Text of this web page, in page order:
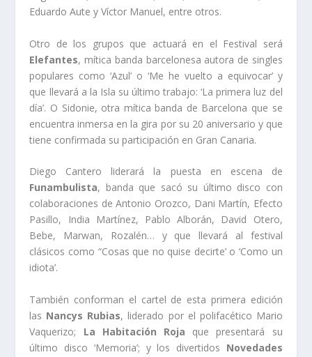
Eduardo Aute y Víctor Manuel, entre otros.
Otro de los grupos que actuará en el Festival será
Elefantes, mítica banda barcelonesa autora de singles
populares como ‘Azul’ o ‘Me he vuelto a equivocar’ y
que llevará a la Isla su último trabajo: ‘La primera luz del
día’. O Sidonie, otra mítica banda de Barcelona que se
encuentra inmersa en la gira por su 20 aniversario y que
tiene confirmada su participación en Gran Canaria.
Diego Cantero liderará la puesta en escena de
Funambulista, banda que sacó su último disco con
colaboraciones de Antonio Orozco, Dani Martín, Efecto
Pasillo, India Martínez, Pablo Alborán, David Otero,
Bebe, Marwan, Rozalén… y que llevará al festival
clásicos como “Cosas que no quise decirte’ o ‘Como un
idiota’.
También conforman el cartel de esta primera edición
las Nancys Rubias, liderado por el polifacético Mario
Vaquerizo; La Habitación Roja que presentará su
último disco ‘Memoria’; y los divertidos Novedades